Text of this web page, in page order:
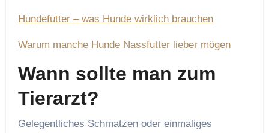
Hundefutter – was Hunde wirklich brauchen
Warum manche Hunde Nassfutter lieber mögen
Wann sollte man zum
Tierarzt?
Gelegentliches Schmatzen oder einmaliges